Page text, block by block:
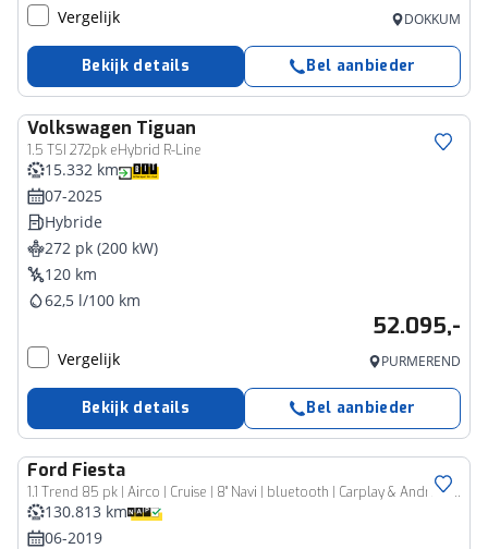
Vergelijk DOKKUM
Bekijk details Bel aanbieder
Volkswagen Tiguan
1.5 TSI 272pk eHybrid R-Line
15.332 km
07-2025
Hybride
272 pk (200 kW)
120 km
62,5 l/100 km
52.095,-
Vergelijk PURMEREND
Bekijk details Bel aanbieder
Ford Fiesta
1.1 Trend 85 pk | Airco | Cruise | 8'' Navi | bluetooth | Carplay & Andriod auto |
130.813 km
06-2019